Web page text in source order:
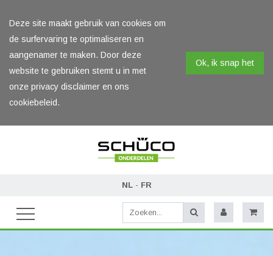
Deze site maakt gebruik van cookies om
de surfervaring te optimaliseren en
aangenamer te maken. Door deze
website te gebruiken stemt u in met
onze privacy disclaimer en ons
cookiebeleid.
Ok, ik snap het
NL- FR